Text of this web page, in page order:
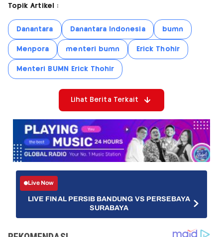
Topik Artikel :
Danantara Danantara Indonesia bumn
Menpora menteri bumn Erick Thohir
Menteri BUMN Erick Thohir
Lihat Berita Terkait
Live Now
LIVE FINAL PERSIB BANDUNG VS PERSEBAYA
SURABAYA